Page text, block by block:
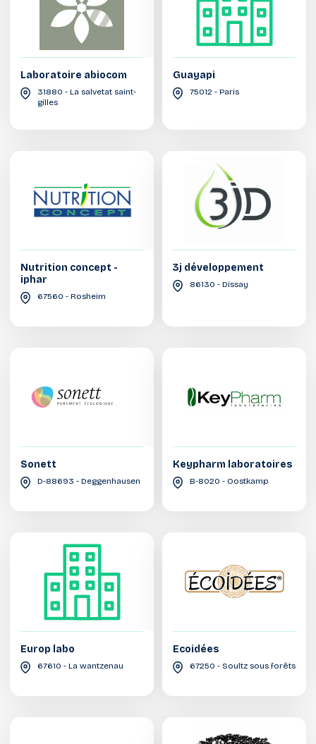
Laboratoire abiocom
31880 - La salvetat saint-
gilles
Guayapi
75012 - Paris
Nutrition concept -
iphar
67560 - Rosheim
3j développement
86130 - Dissay
Sonett
D-88693 - Deggenhausen
Keypharm laboratoires
B-8020 - Oostkamp
Europ labo
67610 - La wantzenau
Ecoidées
67250 - Soultz sous forêts